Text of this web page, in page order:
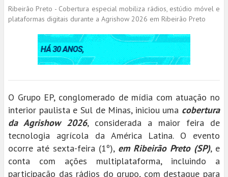
Ribeirão Preto - Cobertura especial mobiliza rádios, estúdio móvel e
plataformas digitais durante a Agrishow 2026 em Ribeirão Preto
O Grupo EP, conglomerado de mídia com atuação no
interior paulista e Sul de Minas, iniciou uma cobertura
da Agrishow 2026, considerada a maior feira de
tecnologia agrícola da América Latina. O evento
ocorre até sexta-feira (1º), em Ribeirão Preto (SP), e
conta com ações multiplataforma, incluindo a
participação das rádios do grupo, com destaque para